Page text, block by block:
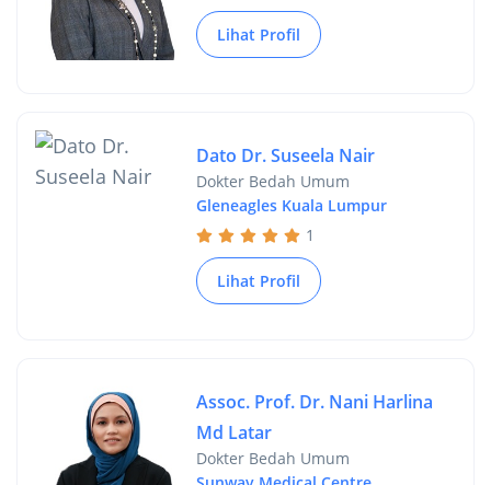
Lihat Profil
Dato Dr. Suseela Nair
Dokter Bedah Umum
Gleneagles Kuala Lumpur
1
Lihat Profil
Assoc. Prof. Dr. Nani Harlina
Md Latar
Dokter Bedah Umum